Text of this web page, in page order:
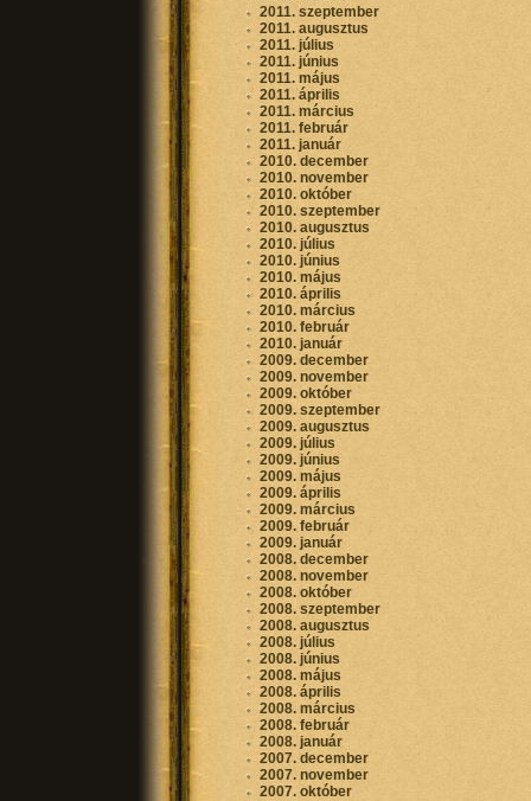
2011. szeptember
2011. augusztus
2011. július
2011. június
2011. május
2011. április
2011. március
2011. február
2011. január
2010. december
2010. november
2010. október
2010. szeptember
2010. augusztus
2010. július
2010. június
2010. május
2010. április
2010. március
2010. február
2010. január
2009. december
2009. november
2009. október
2009. szeptember
2009. augusztus
2009. július
2009. június
2009. május
2009. április
2009. március
2009. február
2009. január
2008. december
2008. november
2008. október
2008. szeptember
2008. augusztus
2008. július
2008. június
2008. május
2008. április
2008. március
2008. február
2008. január
2007. december
2007. november
2007. október